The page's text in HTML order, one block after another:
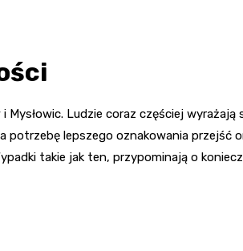
Mysłowic. Ludzie coraz częściej wyrażają
potrzebę lepszego oznakowania przejść
takie jak ten, przypominają o